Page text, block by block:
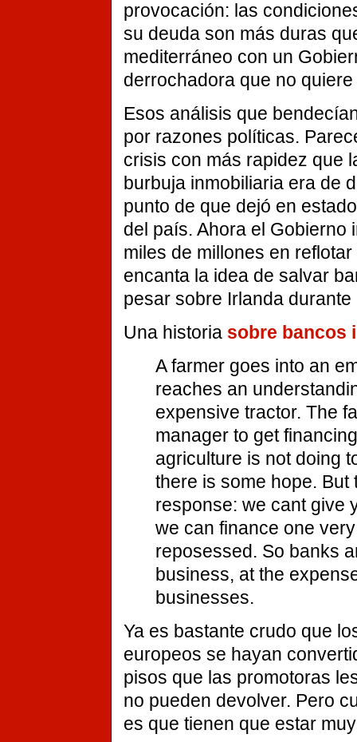
provocación: las
su deuda son más duras
mediterráneo con un
derrochadora que no
Esos análisis que
por razones políticas.
crisis con más rapidez que
burbuja inmobiliaria era de
punto de que dejó en
del país. Ahora el Gobierno
miles de millones en
encanta la idea de salvar
pesar sobre Irlanda
Una historia sobre bancos
A farmer goes into an
reaches an
expensive tractor. The
manager to get
agriculture is not doing
there is some hope.
response: we cant
we can finance one very
reposessed. So banks
business, at the
businesses.
Ya es bastante crudo que
europeos se hayan
pisos que las promotoras
no pueden devolver. Pero
es que tienen que estar